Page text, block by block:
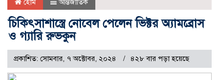
হোম আন্তর্জাতিক
চিকিৎসাশাস্ত্রে নোবেল পেলেন ভিক্টর অ্যামব্রোস
ও গ্যারি রুভকুন
প্রকাশিত: সোমবার, ৭ অক্টোবর, ২০২৪ ৪২৮ বার পড়া হয়েছে